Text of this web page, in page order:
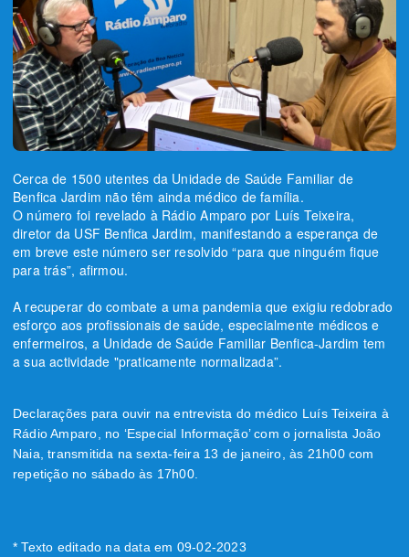
Cerca de 1500 utentes da Unidade de Saúde Familiar de
Benfica Jardim não têm ainda médico de família.
O número foi revelado à Rádio Amparo por Luís Teixeira,
diretor da USF Benfica Jardim, manifestando a esperança de
em breve este número ser resolvido “para que ninguém fique
para trás”, afirmou.
A recuperar do combate a uma pandemia que exigiu redobrado
esforço aos profissionais de saúde, especialmente médicos e
enfermeiros, a Unidade de Saúde Familiar Benfica-Jardim tem
a sua actividade "praticamente normalizada”.
Declarações para ouvir na entrevista do médico Luís Teixeira à
Rádio Amparo, no ‘Especial Informação’ com o jornalista João
Naia, transmitida na sexta-feira 13 de janeiro, às 21h00 com
repetição no sábado às 17h00.
* Texto editado na data em 09-02-2023